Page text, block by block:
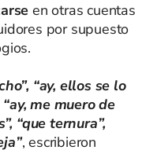
en otras cuentas
por supuesto
“ay, ellos se lo
me muero de
“que ternura”,
, escribieron